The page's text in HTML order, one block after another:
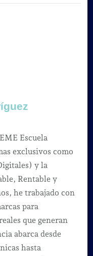
Escuela
exclusivos como
y la
Rentable y
he trabajado con
para
que generan
abarca desde
hasta